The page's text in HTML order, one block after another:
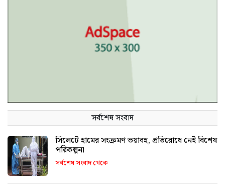
সর্বশেষ সংবাদ
সিলেটে হামের সংক্রমণ ভয়াবহ, প্রতিরোধে নেই বিশেষ
পরিকল্পনা
সর্বশেষ সংবাদ থেকে